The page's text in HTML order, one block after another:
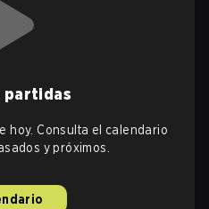
partidas
hoy. Consulta el calendario
y próximos.